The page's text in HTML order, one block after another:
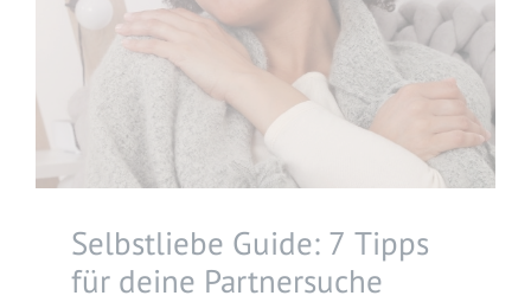
Selbstliebe Guide: 7 Tipps
für deine Partnersuche